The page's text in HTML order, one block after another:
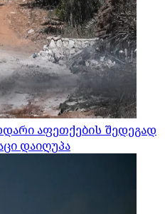
აფეთქების შედეგად
დაიღუპა